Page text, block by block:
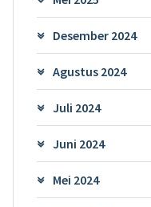
Desember 2024
Agustus 2024
Juli 2024
Juni 2024
Mei 2024